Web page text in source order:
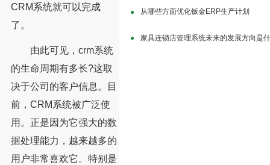
CRM系统就可以完成
了。
由此可见，crm系统
的生命周期有多长?这取
决于公司的客户信息。目
前，CRM系统被广泛使
用。正是因为它强大的数
据处理能力，越来越多的
用户非常喜欢它。特别是
从哪些方面优化钣金ERP生产计划
家具连锁店管理系统未来的发展方向是